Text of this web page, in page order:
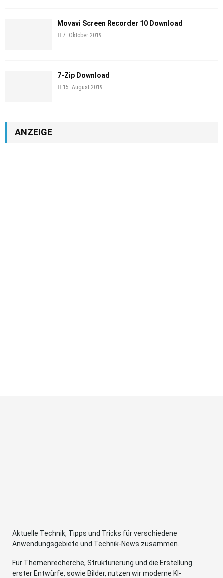
Movavi Screen Recorder 10 Download
7. Oktober 2019
7-Zip Download
15. August 2019
ANZEIGE
Aktuelle Technik, Tipps und Tricks für verschiedene
Anwendungsgebiete und Technik-News zusammen.
Für Themenrecherche, Strukturierung und die Erstellung
erster Entwürfe, sowie Bilder, nutzen wir moderne KI-